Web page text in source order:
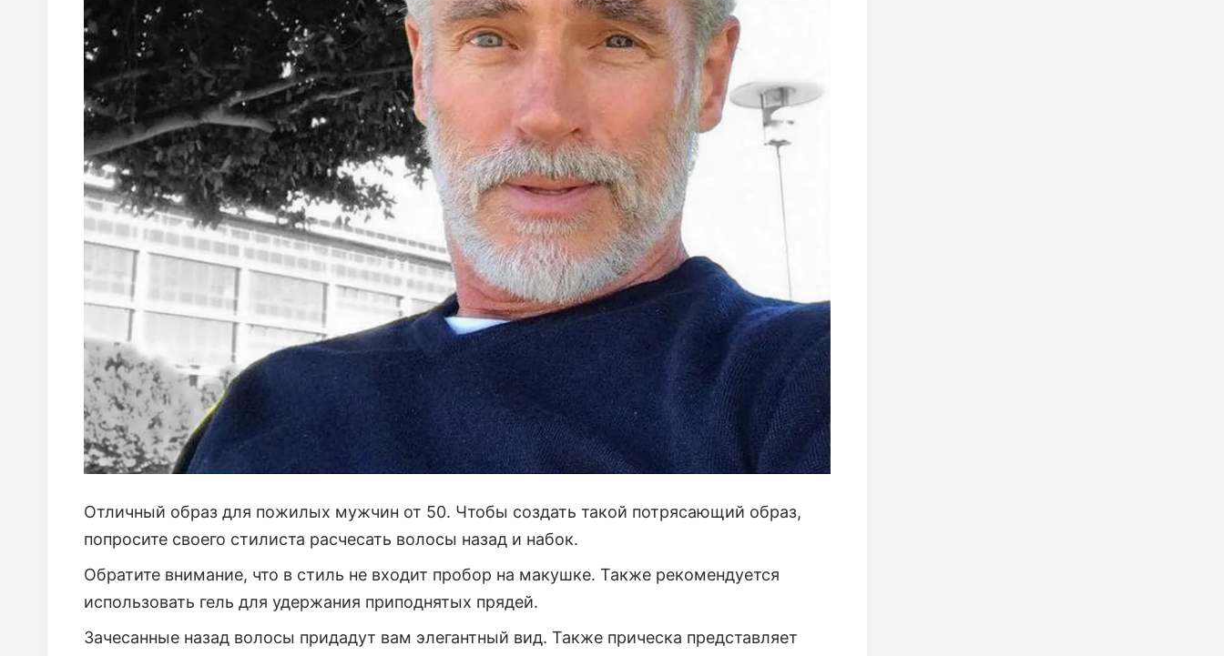
Отличный образ для пожилых мужчин от 50. Чтобы создать такой потрясающий образ,
попросите своего стилиста расчесать волосы назад и набок.
Обратите внимание, что в стиль не входит пробор на макушке. Также рекомендуется
использовать гель для удержания приподнятых прядей.
Зачесанные назад волосы придадут вам элегантный вид. Также прическа представляет